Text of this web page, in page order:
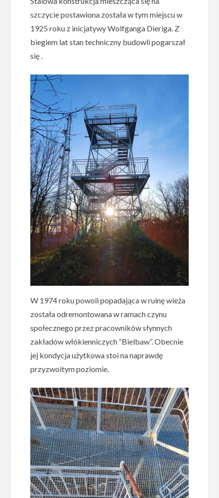
szczycie postawiona została w tym miejscu w
1925 roku z inicjatywy Wolfganga Dieriga. Z
biegiem lat stan techniczny budowli pogarszał
się .
W 1974 roku powoli popadająca w ruinę wieża
została odremontowana w ramach czynu
społecznego przez pracowników słynnych
zakładów włókienniczych “Bielbaw”. Obecnie
jej kondycja użytkowa stoi na naprawdę
przyzwoitym poziomie.